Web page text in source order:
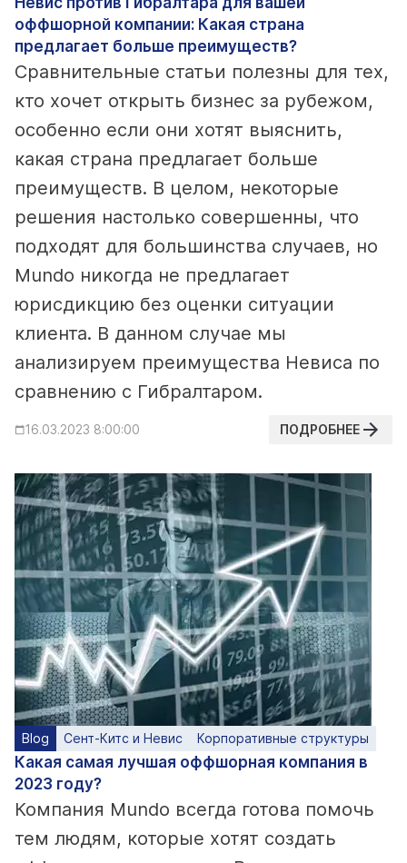
оффшорной компании: Какая страна
предлагает больше преимуществ?
Сравнительные статьи полезны для тех,
кто хочет открыть бизнес за рубежом,
особенно если они хотят выяснить,
какая страна предлагает больше
преимуществ. В целом, некоторые
решения настолько совершенны, что
подходят для большинства случаев, но
Mundo никогда не предлагает
юрисдикцию без оценки ситуации
клиента. В данном случае мы
анализируем преимущества Невиса по
сравнению с Гибралтаром.
16.03.2023 8:00:00 ПОДРОБНЕЕ
Blog Сент-Китс и Невис Корпоративные структуры
Какая самая лучшая оффшорная компания в
2023 году?
Компания Mundo всегда готова помочь
тем людям, которые хотят создать